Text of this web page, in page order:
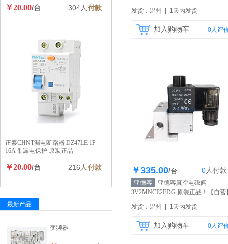
发货：温州 | 1天内发货
加入购物车 0人评
库存100个
￥335.00/台 0人付款
亚德客
亚德客真空电磁阀
3V2MNCE2FDG 原装正品！
【自营
发货：温州 | 1天内发货
加入购物车 0人评
￥20.00/台 304人付款
正泰CHNT漏电断路器 DZ47LE 1P
16A 带漏电保护 原装正品
￥20.00/台 216人付款
最新产品
变频器